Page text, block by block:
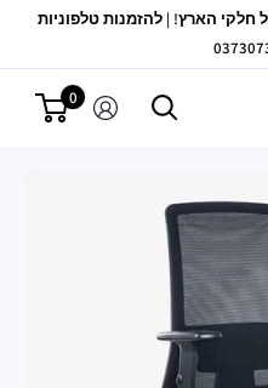
חלקי הארץ! | להזמנות טלפוניות
0